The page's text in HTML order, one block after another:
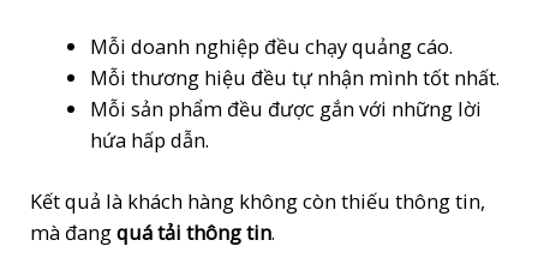
2026–
2027
Đẩy
Bán
Mỗi doanh nghiệp đều chạy quảng cáo.
Mỗi thương hiệu đều tự nhận mình tốt nhất.
Mỗi sản phẩm đều được gắn với những lời
hứa hấp dẫn.
Kết quả là khách hàng không còn thiếu thông tin,
mà đangquá tải thông tin.